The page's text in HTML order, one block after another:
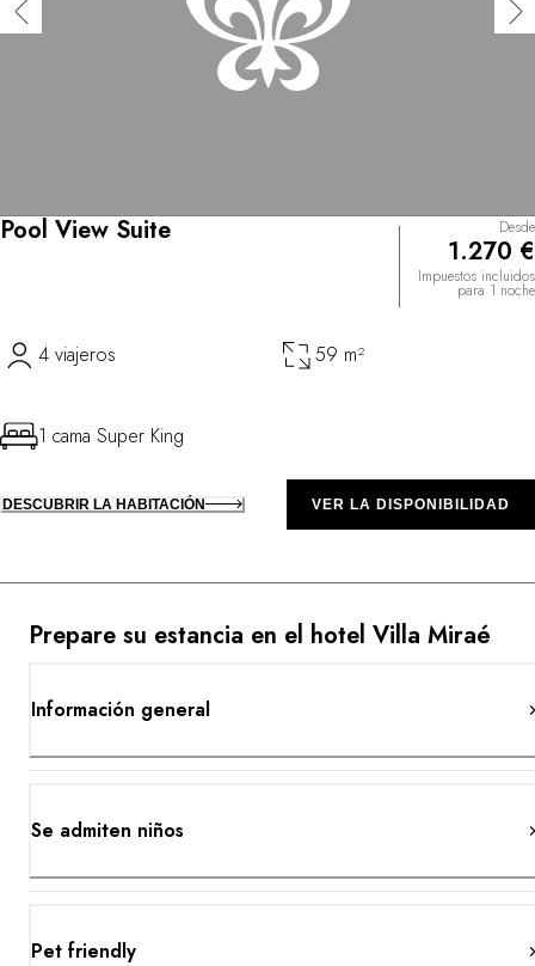
Prepare su estancia en el hotel Villa Miraé
Información general
Se admiten niños
Pet friendly
Pool View Suite Desde
1.270 €
Impuestos incluidos
para 1 noche
4 viajeros 59 m²
1 cama Super King
DESCUBRIR LA HABITACIÓN VER LA DISPONIBILIDAD